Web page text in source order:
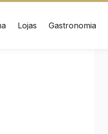
Lojas Gastronomia